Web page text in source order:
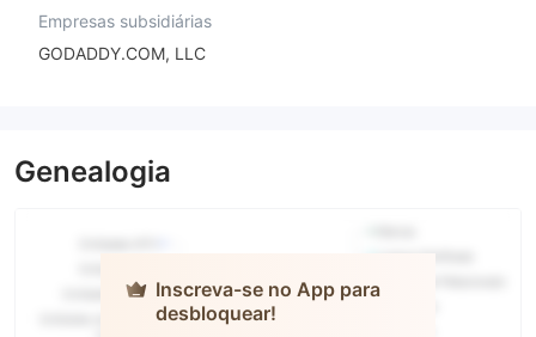
Empresas subsidiárias
GODADDY.COM, LLC
Genealogia
Inscreva-se no App para
desbloquear!
24option